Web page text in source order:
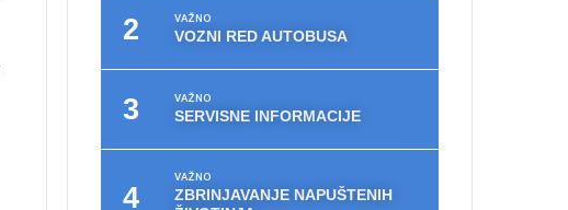
VAŽNO
VOZNI RED AUTOBUSA
VAŽNO
SERVISNE INFORMACIJE
VAŽNO
ZBRINJAVANJE NAPUŠTENIH